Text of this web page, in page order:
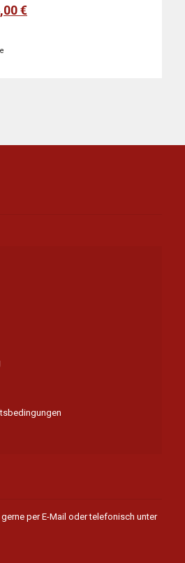
€
€Aktueller
per E-Mail oder telefonisch unter